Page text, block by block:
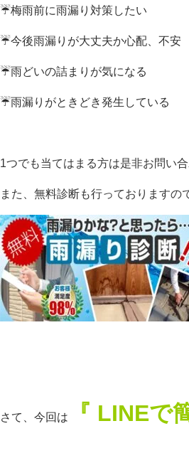
☔梅雨前に雨漏り対策したい
☔今後雨漏りが大丈夫か心配、不安
☔雨どいの詰まりが気になる
☔雨漏りがときどき発生している
1つでも当てはまる方は是非お問い
また、無料診断も行っておりますの
さて、今回は 『 LINEで